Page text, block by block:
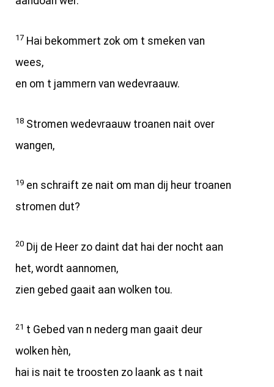
17 Hai bekommert zok om t smeken van
wees,
en om t jammern van wedevraauw.
18 Stromen wedevraauw troanen nait over
wangen,
19 en schraift ze nait om man dij heur troanen
stromen dut?
20 Dij de Heer zo daint dat hai der nocht aan
het, wordt aannomen,
zien gebed gaait aan wolken tou.
21 t Gebed van n nederg man gaait deur
wolken hèn,
hai is nait te troosten zo laank as t nait